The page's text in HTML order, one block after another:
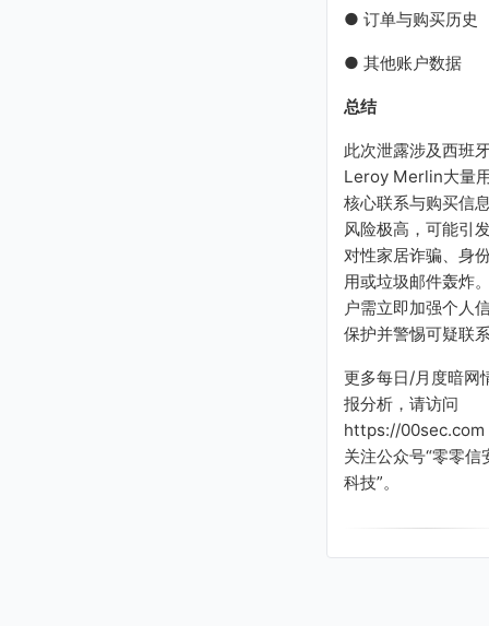
● 订单与购买历史
● 其他账户数据
总结
此次泄露涉及西班
Leroy Merlin大量
核心联系与购买信
风险极高，可能引
对性家居诈骗、身
用或垃圾邮件轰炸
户需立即加强个人
保护并警惕可疑联
更多每日/月度暗网
报分析，请访问
https://00sec.com
关注公众号“零零信
科技”。